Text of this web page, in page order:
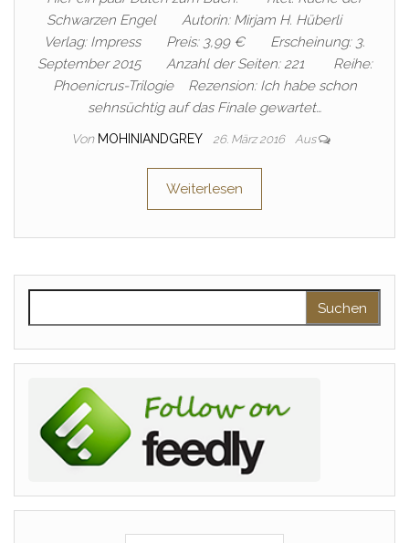
Schwarzen Engel Autorin: Mirjam H. Hüberli
Verlag: Impress Preis: 3,99 € Erscheinung: 3.
September 2015 Anzahl der Seiten: 221 Reihe:
Phoenicrus-Trilogie Rezension: Ich habe schon
sehnsüchtig auf das Finale gewartet…
Von MOHINIANDGREY 26. März 2016 Aus
Weiterlesen